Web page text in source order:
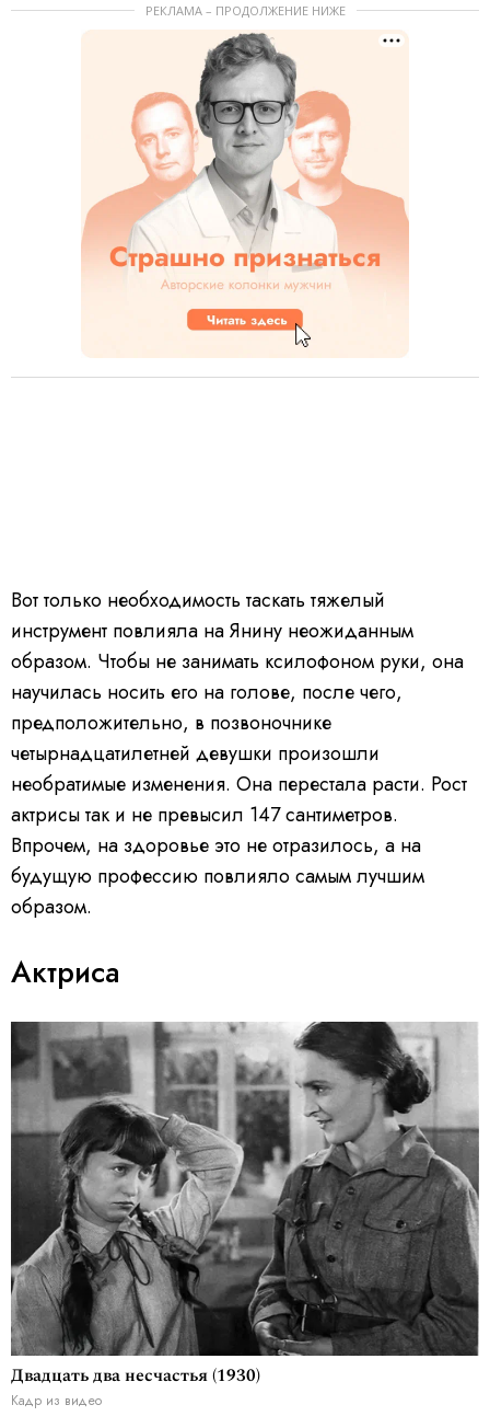
РЕКЛАМА – ПРОДОЛЖЕНИЕ НИЖЕ
Вот только необходимость таскать тяжелый
инструмент повлияла на Янину неожиданным
образом. Чтобы не занимать ксилофоном руки, она
научилась носить его на голове, после чего,
предположительно, в позвоночнике
четырнадцатилетней девушки произошли
необратимые изменения. Она перестала расти. Рост
актрисы так и не превысил 147 сантиметров.
Впрочем, на здоровье это не отразилось, а на
будущую профессию повлияло самым лучшим
образом.
Актриса
Двадцать два несчастья (1930)
Кадр из видео